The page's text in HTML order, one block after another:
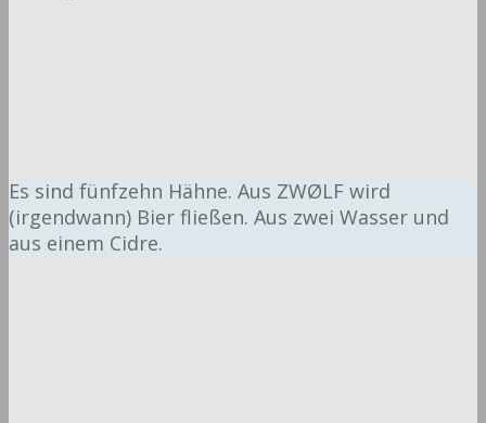
Es sind fünfzehn Hähne. Aus ZWØLF wird
(irgendwann) Bier fließen. Aus zwei Wasser und
aus einem Cidre.